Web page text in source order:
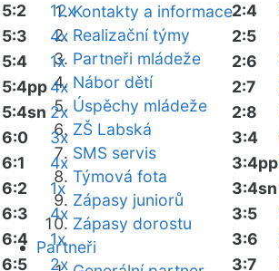
Kontakty a informace
Realizační týmy
Partneři mládeže
Nábor dětí
Úspěchy mládeže
ZŠ Labská
SMS servis
Týmová fota
Zápasy juniorů
Zápasy dorostu
Partneři
5:2
12x
5:3
4x
5:4
1x
5:4pp4x
5:4sn 2x
6:0
3x
6:1
4x
6:2
1x
6:3
4x
6:4
1x
6:5
2x
2:4
2:5
2:6
2:7
2:8
3:4
3:4pp
3:4sn
3:5
3:6
3:7